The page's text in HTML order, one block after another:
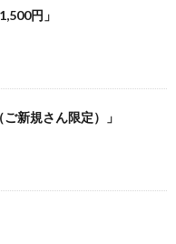
円」
新規さん限定）」